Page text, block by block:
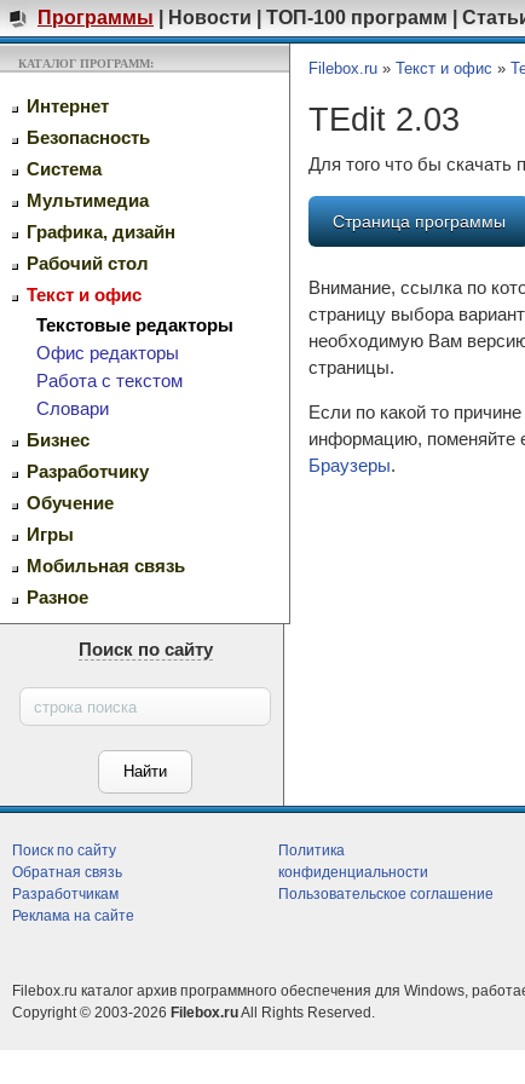
Программы Новости ТОП-100 программ
КАТАЛОГ ПРОГРАММ:
Интернет
Безопасность
Система
Мультимедиа
Графика, дизайн
Рабочий стол
Текст и офис
Текстовые редакторы
Офис редакторы
Работа с текстом
Словари
Бизнес
Разработчику
Обучение
Игры
Мобильная связь
Разное
Поиск по сайту
Filebox.ru » Текст и офис »
TEdit 2.03
Для того что бы скачать
Страница программы
Внимание, ссылка по
страницу выбора
необходимую Вам
страницы.
Если по какой то
информацию, поменяйте
Браузеры.
Поиск по сайту
Обратная связь
Разработчикам
Реклама на сайте
Политика
конфиденциальности
Пользовательское соглашение
Filebox.ru каталог архив программного обеспечения для Windows,
Copyright © 2003-2026 Filebox.ruAll Rights Reserved.